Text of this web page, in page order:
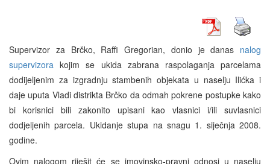
Supervizor za Brčko, Raffi Gregorian, donio je danas nalog
supervizora kojim se ukida zabrana raspolaganja parcelama
dodijeljenim za izgradnju stambenih objekata u naselju Ilićka i
daje uputa Vladi distrikta Brčko da odmah pokrene postupke kako
bi korisnici bili zakonito upisani kao vlasnici i/ili suvlasnici
dodjeljenih parcela. Ukidanje stupa na snagu 1. siječnja 2008.
godine.
Ovim nalogom riješit će se imovinsko-pravni odnosi u naselju